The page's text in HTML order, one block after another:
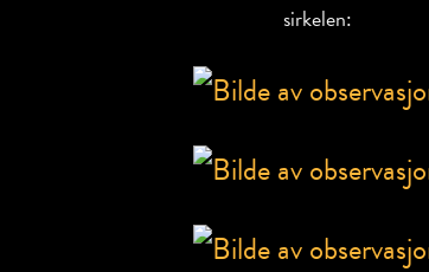
sirkelen: